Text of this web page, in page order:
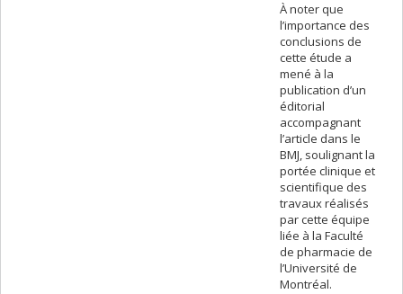
À noter que
l’importance des
conclusions de
cette étude a
mené à la
publication d’un
éditorial
accompagnant
l’article dans le
BMJ, soulignant la
portée clinique et
scientifique des
travaux réalisés
par cette équipe
liée à la Faculté
de pharmacie de
l’Université de
Montréal.